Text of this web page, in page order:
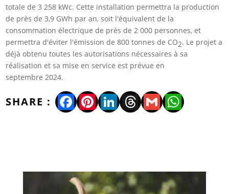
totale de 3 258 kWc. Cette installation permettra la production
de près de 3,9 GWh par an, soit l'équivalent de la
consommation électrique de près de 2 000 personnes, et
permettra d'éviter l'émission de 800 tonnes de CO2. Le projet a
déjà obtenu toutes les autorisations nécessaires à sa
réalisation et sa mise en service est prévue en
septembre 2024.
Facebook
Pinterest
LinkedIn
Threads
Gmail